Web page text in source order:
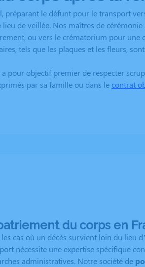
préparant le défunt pour le transport
de veillée. Nos maîtres de
ou vers le crématorium pour une
tels que les plaques et les fleurs,
a pour objectif premier de respecter
par sa famille ou dans le contrat
du corps en
les cas où un décès survient loin du lieu
nécessite une expertise spécifique
administratives. Notre société de